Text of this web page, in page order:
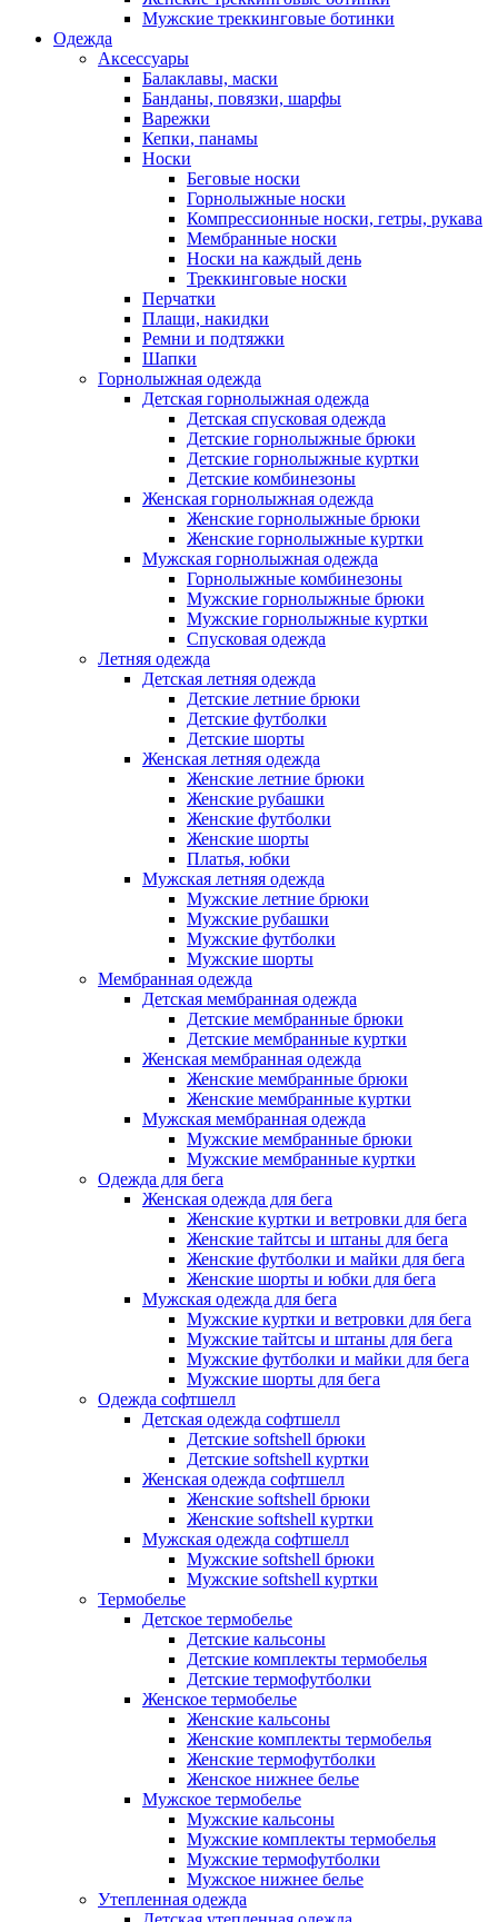
Мужские треккинговые ботинки
Одежда
Аксессуары
Балаклавы, маски
Банданы, повязки, шарфы
Варежки
Кепки, панамы
Носки
Беговые носки
Горнолыжные носки
Компрессионные носки, гетры, рукава
Мембранные носки
Носки на каждый день
Треккинговые носки
Перчатки
Плащи, накидки
Ремни и подтяжки
Шапки
Горнолыжная одежда
Детская горнолыжная одежда
Детская спусковая одежда
Детские горнолыжные брюки
Детские горнолыжные куртки
Детские комбинезоны
Женская горнолыжная одежда
Женские горнолыжные брюки
Женские горнолыжные куртки
Мужская горнолыжная одежда
Горнолыжные комбинезоны
Мужские горнолыжные брюки
Мужские горнолыжные куртки
Спусковая одежда
Летняя одежда
Детская летняя одежда
Детские летние брюки
Детские футболки
Детские шорты
Женская летняя одежда
Женские летние брюки
Женские рубашки
Женские футболки
Женские шорты
Платья, юбки
Мужская летняя одежда
Мужские летние брюки
Мужские рубашки
Мужские футболки
Мужские шорты
Мембранная одежда
Детская мембранная одежда
Детские мембранные брюки
Детские мембранные куртки
Женская мембранная одежда
Женские мембранные брюки
Женские мембранные куртки
Мужская мембранная одежда
Мужские мембранные брюки
Мужские мембранные куртки
Одежда для бега
Женская одежда для бега
Женские куртки и ветровки для бега
Женские тайтсы и штаны для бега
Женские футболки и майки для бега
Женские шорты и юбки для бега
Мужская одежда для бега
Мужские куртки и ветровки для бега
Мужские тайтсы и штаны для бега
Мужские футболки и майки для бега
Мужские шорты для бега
Одежда софтшелл
Детская одежда софтшелл
Детские softshell брюки
Детские softshell куртки
Женская одежда софтшелл
Женские softshell брюки
Женские softshell куртки
Мужская одежда софтшелл
Мужские softshell брюки
Мужские softshell куртки
Термобелье
Детское термобелье
Детские кальсоны
Детские комплекты термобелья
Детские термофутболки
Женское термобелье
Женские кальсоны
Женские комплекты термобелья
Женские термофутболки
Женское нижнее белье
Мужское термобелье
Мужские кальсоны
Мужские комплекты термобелья
Мужские термофутболки
Мужское нижнее белье
Утепленная одежда